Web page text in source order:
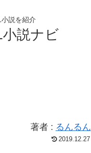
説を紹介
説ナビ
著者 : るんるん
2019.12.27